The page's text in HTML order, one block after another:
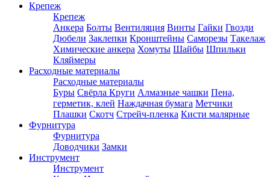
Крепеж
Крепеж
Анкера Болты Вентиляция Винты Гайки Гвозди
Дюбели Заклепки Кронштейны Саморезы Такелаж
Химические анкера Хомуты Шайбы Шпильки
Кляймеры
Расходные материалы
Расходные материалы
Буры Свёрла Круги Алмазные чашки Пена,
герметик, клей Наждачная бумага Метчики
Плашки Скотч Стрейч-пленка Кисти малярные
Фурнитура
Фурнитура
Доводчики Замки
Инструмент
Инструмент